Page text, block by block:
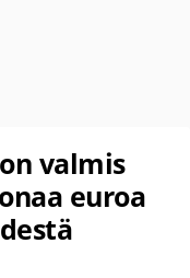
valmis
euroa